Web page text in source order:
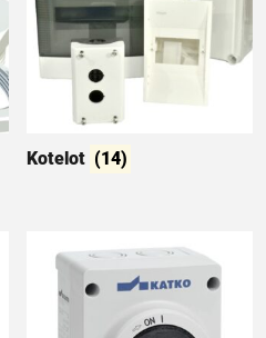
Kotelot (14)